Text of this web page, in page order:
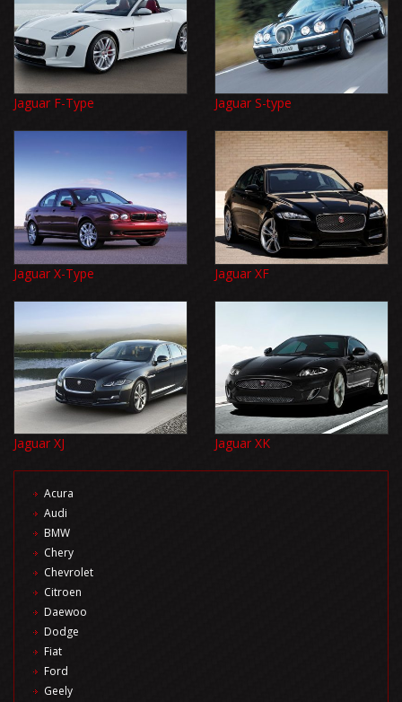
Jaguar F-Type Jaguar S-type
Jaguar X-Type Jaguar XF
Jaguar XJ Jaguar XK
Acura
Audi
BMW
Chery
Chevrolet
Citroen
Daewoo
Dodge
Fiat
Ford
Geely